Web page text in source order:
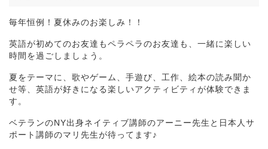
毎年恒例！夏休みのお楽しみ！！
英語が初めてのお友達もペラペラのお友達も、一緒に楽しい
時間を過ごしましょう。
夏をテーマに、歌やゲーム、手遊び、工作、絵本の読み聞か
せ等、英語が好きになる楽しいアクティビティが体験できま
す。
ベテランのNY出身ネイティブ講師のアーニー先生と日本人サ
ポート講師のマリ先生が待ってます♪